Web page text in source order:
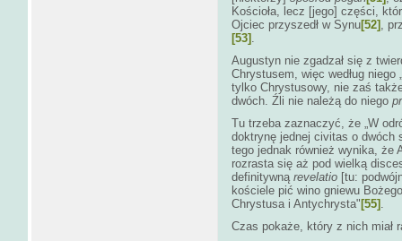
Kościoła, lecz [jego] części,
Ojciec przyszedł w Synu[52] ,
[53] .
Augustyn nie zgadzał się z
Chrystusem, więc według niego
tylko Chrystusowy, nie zaś
dwóch. Źli nie należą do niego
Tu trzeba zaznaczyć, że „W
doktrynę jednej civitas o dwóch
tego jednak również wynika, że
rozrasta się aż pod wielką
definitywną revelatio [tu:
kościele pić wino gniewu
Chrystusa i Antychrysta" [55] .
Czas pokaże, który z nich miał